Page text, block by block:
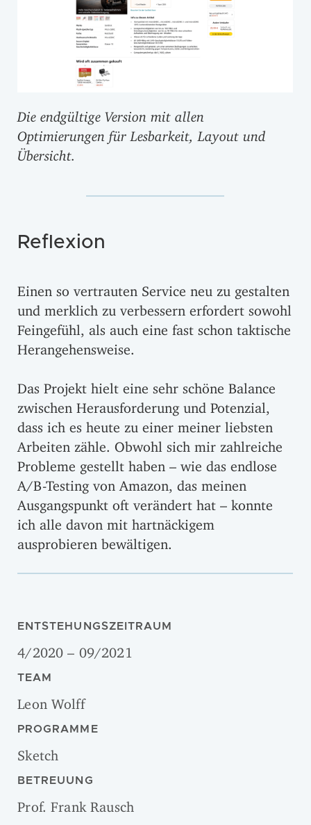
Die endgültige Version mit allen
Optimierungen für Lesbarkeit, Layout und
Übersicht.
Reflexion
Einen so vertrauten Service neu zu gestalten
und merklich zu verbessern erfordert sowohl
Feingefühl, als auch eine fast schon taktische
Herangehensweise.
Das Projekt hielt eine sehr schöne Balance
zwischen Herausforderung und Potenzial,
dass ich es heute zu einer meiner liebsten
Arbeiten zähle. Obwohl sich mir zahlreiche
Probleme gestellt haben – wie das endlose
A/B-Testing von Amazon, das meinen
Ausgangspunkt oft verändert hat – konnte
ich alle davon mit hartnäckigem
ausprobieren bewältigen.
ENTSTEHUNGSZEITRAUM
4/2020 – 09/2021
TEAM
Leon Wolff
PROGRAMME
Sketch
BETREUUNG
Prof. Frank Rausch